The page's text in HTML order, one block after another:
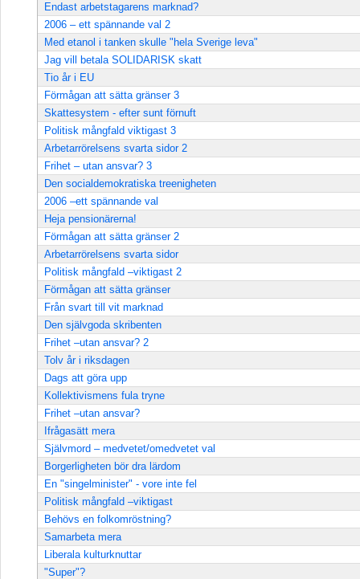
Endast arbetstagarens marknad?
2006 – ett spännande val 2
Med etanol i tanken skulle "hela Sverige leva"
Jag vill betala SOLIDARISK skatt
Tio år i EU
Förmågan att sätta gränser 3
Skattesystem - efter sunt förnuft
Politisk mångfald viktigast 3
Arbetarrörelsens svarta sidor 2
Frihet – utan ansvar? 3
Den socialdemokratiska treenigheten
2006 –ett spännande val
Heja pensionärerna!
Förmågan att sätta gränser 2
Arbetarrörelsens svarta sidor
Politisk mångfald –viktigast 2
Förmågan att sätta gränser
Från svart till vit marknad
Den självgoda skribenten
Frihet –utan ansvar? 2
Tolv år i riksdagen
Dags att göra upp
Kollektivismens fula tryne
Frihet –utan ansvar?
Ifrågasätt mera
Självmord – medvetet/omedvetet val
Borgerligheten bör dra lärdom
En "singelminister" - vore inte fel
Politisk mångfald –viktigast
Behövs en folkomröstning?
Samarbeta mera
Liberala kulturknuttar
"Super"?